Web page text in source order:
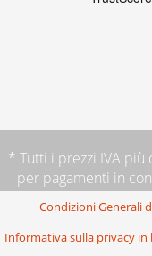
* Tutti i prezzi IVA più
per pagamenti in
Condizioni Generali
Informativa sulla privacy in